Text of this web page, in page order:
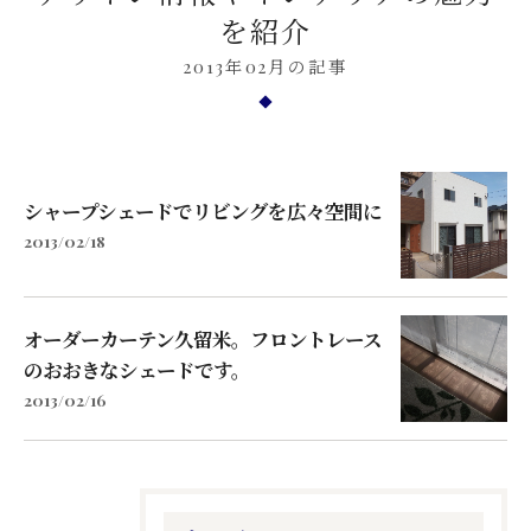
を紹介
2013年02月の記事
シャープシェードでリビングを広々空間に
2013/02/18
オーダーカーテン久留米。フロントレース
のおおきなシェードです。
2013/02/16